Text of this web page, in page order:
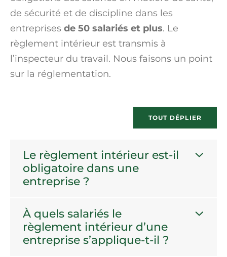
de sécurité et de discipline dans les
entreprises de 50 salariés et plus. Le
règlement intérieur est transmis à
l’inspecteur du travail. Nous faisons un point
sur la réglementation.
TOUT DÉPLIER
Le règlement intérieur est-il
obligatoire dans une
entreprise ?
À quels salariés le
règlement intérieur d’une
entreprise s’applique-t-il ?